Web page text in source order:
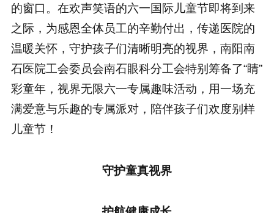
的窗口。在欢声笑语的六一国际儿童节即将到来
之际，为感恩全体员工的辛勤付出，传递医院的
温暖关怀，守护孩子们清晰明亮的视界，南阳南
石医院工会委员会南石眼科分工会特别筹备了“睛”
彩童年，视界无限六一专属趣味活动，用一场充
满爱意与乐趣的专属派对，陪伴孩子们欢度别样
儿童节！
守护童真视界